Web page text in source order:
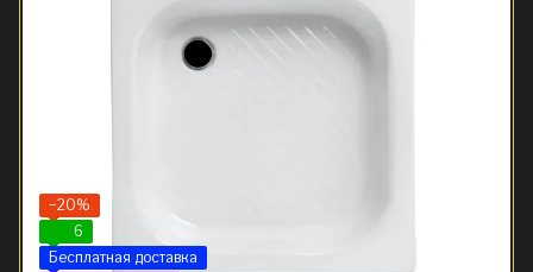
−20%
6
Бесплатная доставка